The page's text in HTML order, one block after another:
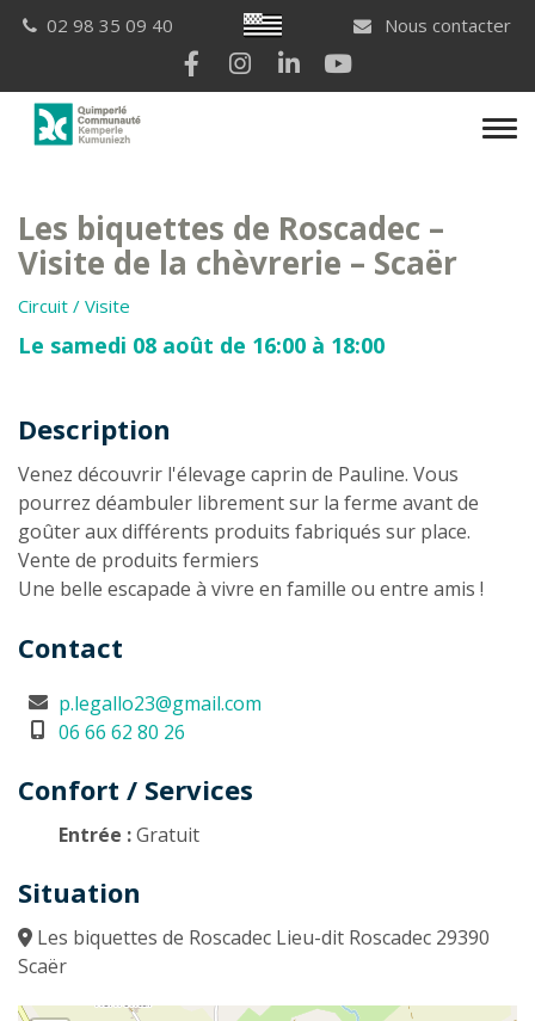
Breton
02 98 35 09 40
Nous contacter
Lien vers le compte Facebook
Lien vers le compte Instagram
Lien vers le compte
Les biquettes de Roscadec –
Visite de la chèvrerie – Scaër
Circuit / Visite
Le samedi 08 août de 16:00 à 18:00
Description
Description
Venez découvrir l'élevage caprin de Pauline. Vous
pourrez déambuler librement sur la ferme avant de
goûter aux différents produits fabriqués sur place.
Vente de produits fermiers
Une belle escapade à vivre en famille ou entre amis !
Contact
p.legallo23@gmail.com
06 66 62 80 26
Confort / Services
Entrée :Gratuit
Situation
Les biquettes de Roscadec Lieu-dit Roscadec 29390
Scaër